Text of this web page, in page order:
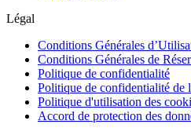
Légal
Conditions Générales
Conditions Générales de
Politique de confidentialité
Politique de confidentialité de
Politique d'utilisation des
Accord de protection des